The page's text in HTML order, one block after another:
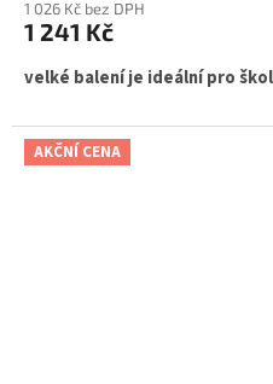
1 026 Kč bez DPH
1 241 Kč
velké balení je ideální pro
AKČNÍ CENA